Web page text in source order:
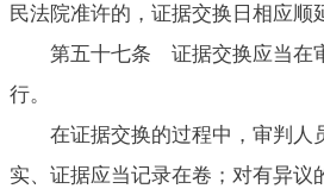
民法院准许的，证据交换日相应顺
第五十七条 证据交换应当在
行。
在证据交换的过程中，审判人
实、证据应当记录在卷；对有异议